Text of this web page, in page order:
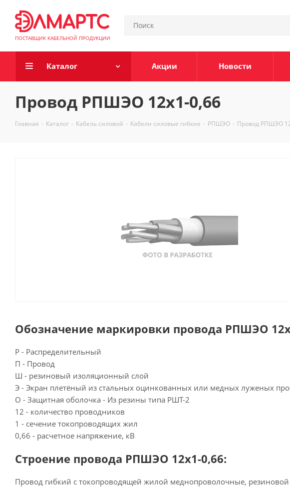
ПОСТАВЩИК КАБЕЛЬНОЙ ПРОДУКЦИИ
Каталог Акции Новости
Провод РПШЭО 12х1-0,66
Главная - Каталог - Кабель силовой - Кабели силовые гибкие - РПШЭО - Провод РПШЭО
Обозначение маркировки провода РПШЭО
Р - Распределительный
П - Провод
Ш - резиновый изоляционный слой
Э - Экран плетёный из стальных оцинкованных или медных луженых
О - Защитная оболочка - Из резины типа РШТ-2
12 - количество проводников
1 - сечение токопроводящих жил
0,66 - расчетное напряжение, кВ
Строение провода РПШЭО 12х1-0,66:
Провод гибкий с токопроводящей жилой меднопроволочные, резиновой